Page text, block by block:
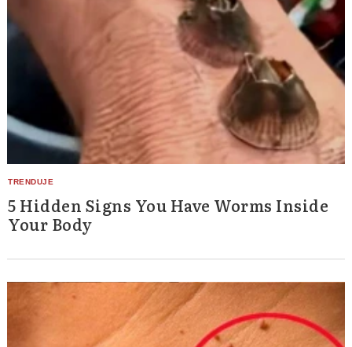
5 Hidden Signs You Have Worms Inside
Your Body